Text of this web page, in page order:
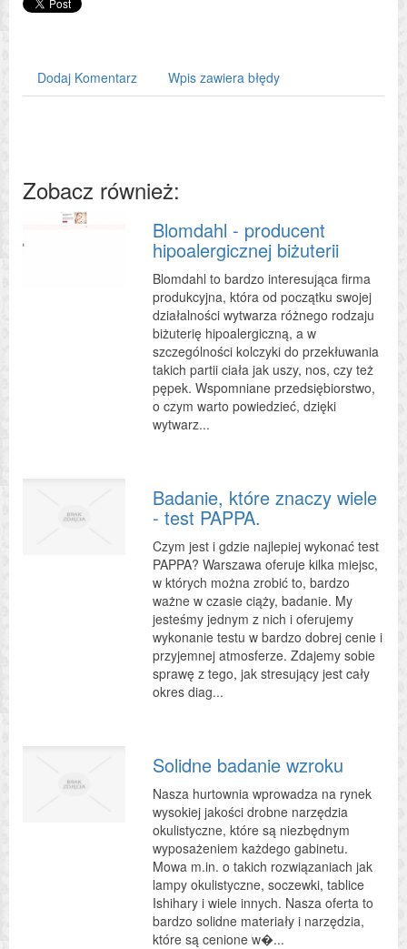
Dodaj Komentarz Wpis zawiera błędy
Zobacz również:
Blomdahl - producent
hipoalergicznej biżuterii
Blomdahl to bardzo interesująca firma
produkcyjna, która od początku swojej
działalności wytwarza różnego rodzaju
biżuterię hipoalergiczną, a w
szczególności kolczyki do przekłuwania
takich partii ciała jak uszy, nos, czy też
pępek. Wspomniane przedsiębiorstwo,
o czym warto powiedzieć, dzięki
wytwarz...
Badanie, które znaczy wiele
- test PAPPA.
Czym jest i gdzie najlepiej wykonać test
PAPPA? Warszawa oferuje kilka miejsc,
w których można zrobić to, bardzo
ważne w czasie ciąży, badanie. My
jesteśmy jednym z nich i oferujemy
wykonanie testu w bardzo dobrej cenie i
przyjemnej atmosferze. Zdajemy sobie
sprawę z tego, jak stresujący jest cały
okres diag...
Solidne badanie wzroku
Nasza hurtownia wprowadza na rynek
wysokiej jakości drobne narzędzia
okulistyczne, które są niezbędnym
wyposażeniem każdego gabinetu.
Mowa m.in. o takich rozwiązaniach jak
lampy okulistyczne, soczewki, tablice
Ishihary i wiele innych. Nasza oferta to
bardzo solidne materiały i narzędzia,
które są cenione w�...